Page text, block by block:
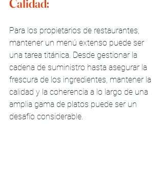
Calidad:
Para los propietarios de restaurantes,
mantener un menú extenso puede ser
una tarea titánica. Desde gestionar la
cadena de suministro hasta asegurar la
frescura de los ingredientes, mantener la
calidad y la coherencia a lo largo de una
amplia gama de platos puede ser un
desafío considerable.